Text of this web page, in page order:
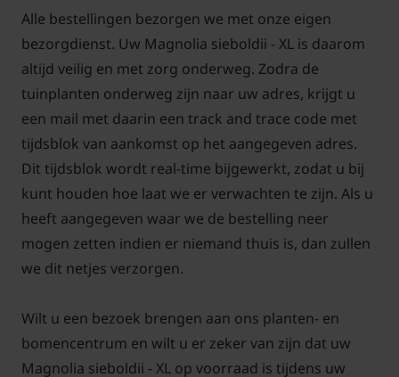
Alle bestellingen bezorgen we met onze eigen
bezorgdienst. Uw Magnolia sieboldii - XL is daarom
altijd veilig en met zorg onderweg. Zodra de
tuinplanten onderweg zijn naar uw adres, krijgt u
een mail met daarin een track and trace code met
tijdsblok van aankomst op het aangegeven adres.
Dit tijdsblok wordt real-time bijgewerkt, zodat u bij
kunt houden hoe laat we er verwachten te zijn. Als u
heeft aangegeven waar we de bestelling neer
mogen zetten indien er niemand thuis is, dan zullen
we dit netjes verzorgen.
Wilt u een bezoek brengen aan ons planten- en
bomencentrum en wilt u er zeker van zijn dat uw
Magnolia sieboldii - XL op voorraad is tijdens uw